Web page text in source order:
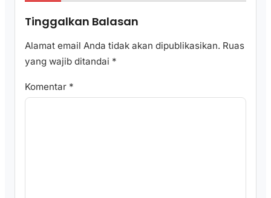
Tinggalkan Balasan
Alamat email Anda tidak akan dipublikasikan. Ruas
yang wajib ditandai *
Komentar *